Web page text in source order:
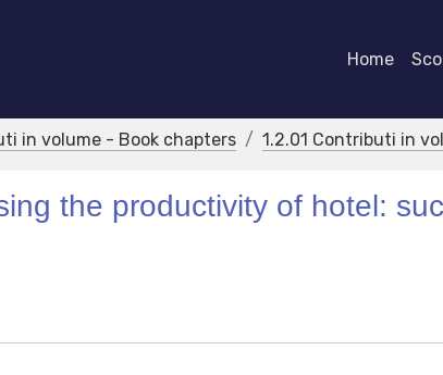
Home
in volume - Book chapters 1.2.01 Contributi in
the productivity of hotel: